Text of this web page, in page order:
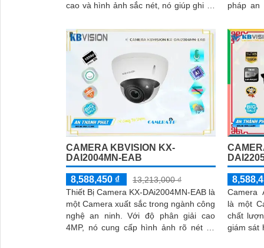
cao và hình ảnh sắc nét, nó giúp ghi lại
pháp an
HD,...
CAMERA KBVISION KX-
DAI2004MN-EAB
8,588,450 ₫
13,213,000 ₫
Thiết Bị Camera KX-DAi2004MN-EAB là
một Camera xuất sắc trong ngành công
nghệ an ninh. Với độ phân giải cao
4MP, nó cung cấp hình ảnh rõ nét và
Camera
là một
chất
giám sát